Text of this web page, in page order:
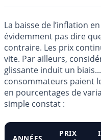
La baisse de l’inflation
évidemment pas dire
contraire. Les prix
vite. Par ailleurs,
glissante induit un
consommateurs paient
en pourcentages de
simple constat :
PRIX